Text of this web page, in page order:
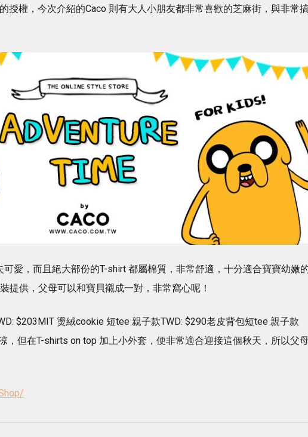
授權，今次介紹的Caco 則有大人小朋友都非常喜歡的芝麻街，與非常
可愛，而且絕大部份的T-shirt 都屬棉質，非常舒適，十分適合寶寶幼嫩
提供，父母可以和寶貝襯成一對，非常窩心呢！
$203MIT 燙絨cookie 短tee 親子款TWD: $290老皮背包短tee 親子款
，但在T-shirts on top 加上小外套，便非常適合迎接這個秋天，所以父